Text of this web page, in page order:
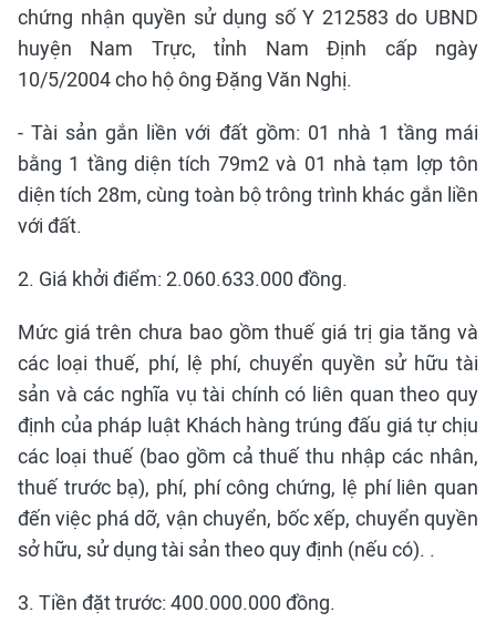
chứng nhận quyền sử dụng số Y 212583 do UBND
huyện Nam Trực, tỉnh Nam Định cấp ngày
10/5/2004 cho hộ ông Đặng Văn Nghị.
- Tài sản gắn liền với đất gồm: 01 nhà 1 tầng mái
bằng 1 tầng diện tích 79m2 và 01 nhà tạm lợp tôn
diện tích 28m, cùng toàn bộ trông trình khác gắn liền
với đất.
2. Giá khởi điểm: 2.060.633.000 đồng.
Mức giá trên chưa bao gồm thuế giá trị gia tăng và
các loại thuế, phí, lệ phí, chuyển quyền sử hữu tài
sản và các nghĩa vụ tài chính có liên quan theo quy
định của pháp luật Khách hàng trúng đấu giá tự chịu
các loại thuế (bao gồm cả thuế thu nhập các nhân,
thuế trước bạ), phí, phí công chứng, lệ phí liên quan
đến việc phá dỡ, vận chuyển, bốc xếp, chuyển quyền
sở hữu, sử dụng tài sản theo quy định (nếu có). .
3. Tiền đặt trước: 400.000.000 đồng.